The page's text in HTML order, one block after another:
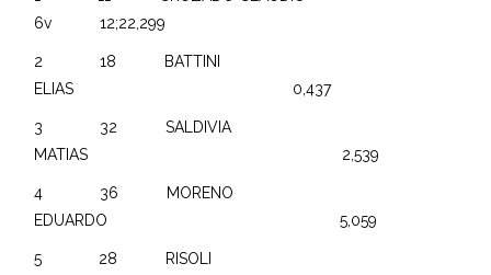
6v 12;22,299
2 18 BATTINI
ELIAS 0,437
3 32 SALDIVIA
MATIAS 2,539
4 36 MORENO
EDUARDO 5,059
5 28 RISOLI